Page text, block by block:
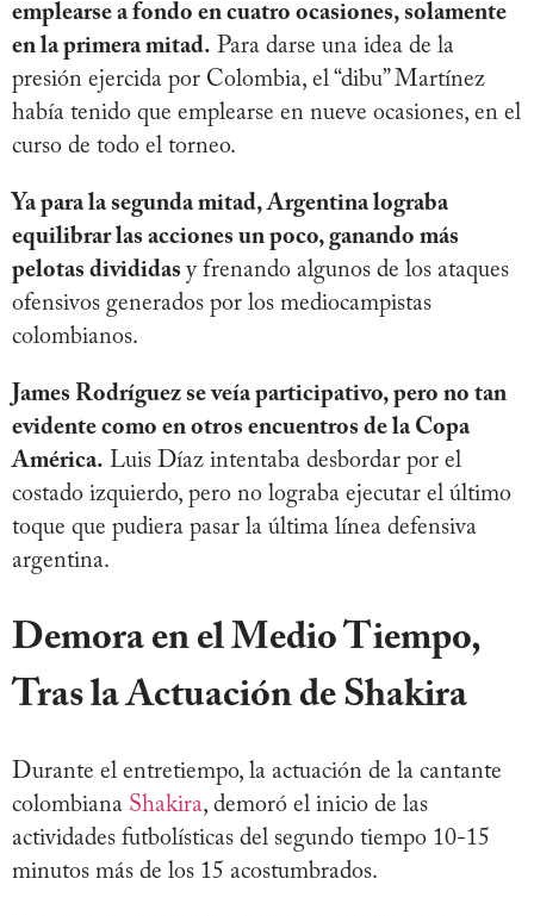
emplearse a fondo en cuatro ocasiones, solamente
en la primera mitad. Para darse una idea de la
presión ejercida por Colombia, el “dibu” Martínez
había tenido que emplearse en nueve ocasiones, en el
curso de todo el torneo.
Ya para la segunda mitad, Argentina lograba
equilibrar las acciones un poco, ganando más
pelotas divididas y frenando algunos de los ataques
ofensivos generados por los mediocampistas
colombianos.
James Rodríguez se veía participativo, pero no tan
evidente como en otros encuentros de la Copa
América. Luis Díaz intentaba desbordar por el
costado izquierdo, pero no lograba ejecutar el último
toque que pudiera pasar la última línea defensiva
argentina.
Demora en el Medio Tiempo,
Tras la Actuación de Shakira
Durante el entretiempo, la actuación de la cantante
colombiana Shakira, demoró el inicio de las
actividades futbolísticas del segundo tiempo 10-15
minutos más de los 15 acostumbrados.